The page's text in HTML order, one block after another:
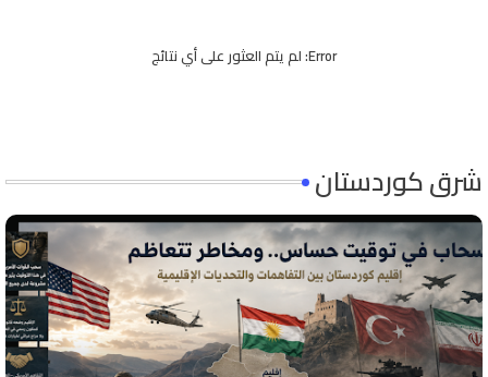
Error: لم يتم العثور على أي نتائج
شرق كوردستان